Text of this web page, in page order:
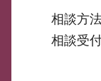
相談方
相談受